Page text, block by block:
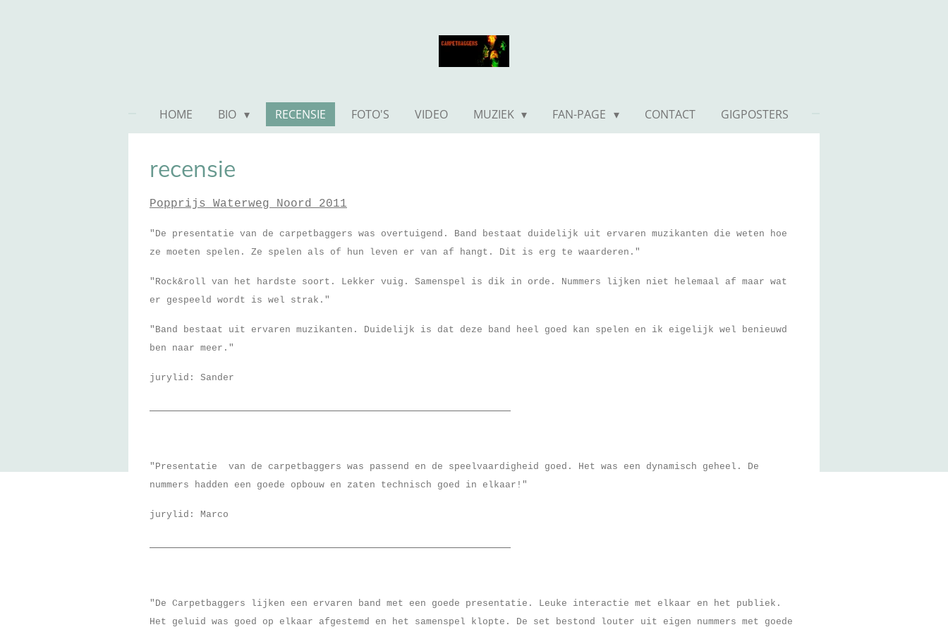
HOME BIO RECENSIE FOTO'S VIDEO MUZIEK FAN-PAGE CONTACT GIGPOSTERS
recensie
Popprijs Waterweg Noord 2011
"De presentatie van de carpetbaggers was overtuigend. Band bestaat duidelijk uit ervaren muzikanten die weten hoe
ze moeten spelen. Ze spelen als of hun leven er van af hangt. Dit is erg te waarderen."
"Rock&roll van het hardste soort. Lekker vuig. Samenspel is dik in orde. Nummers lijken niet helemaal af maar wat
er gespeeld wordt is wel strak."
"Band bestaat uit ervaren muzikanten. Duidelijk is dat deze band heel goed kan spelen en ik eigelijk wel benieuwd
ben naar meer."
jurylid: Sander
"Presentatie van de carpetbaggers was passend en de speelvaardigheid goed. Het was een dynamisch geheel. De
nummers hadden een goede opbouw en zaten technisch goed in elkaar!"
jurylid: Marco
"De Carpetbaggers lijken een ervaren band met een goede presentatie. Leuke interactie met elkaar en het publiek.
Het geluid was goed op elkaar afgestemd en het samenspel klopte. De set bestond louter uit eigen nummers met goede